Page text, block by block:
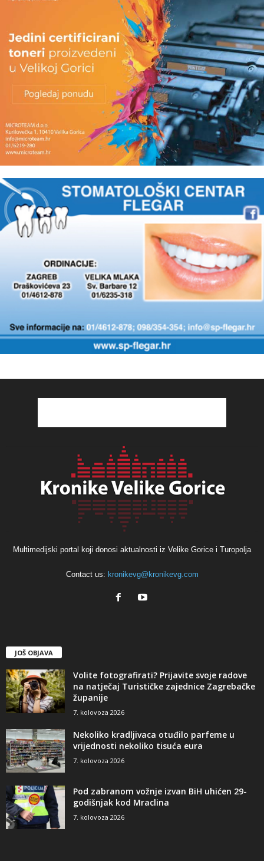
Multimedijski portal koji donosi aktualnosti iz Velike Gorice i Turopolja
Contact us: kronikevg@kronikevg.com
JOŠ OBJAVA
Volite fotografirati? Prijavite svoje radove
na natječaj Turističke zajednice Zagrebačke
županije
7. kolovoza 2026
Nekoliko kradljivaca otuđilo parfeme u
vrijednosti nekoliko tisuća eura
7. kolovoza 2026
Pod zabranom vožnje izvan BiH uhićen 29-
godišnjak kod Mraclina
7. kolovoza 2026